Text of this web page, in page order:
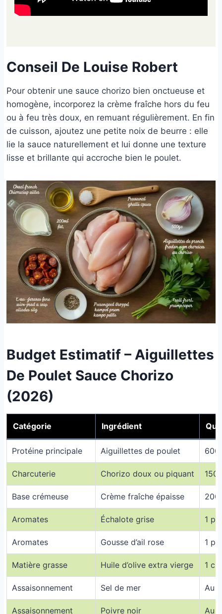
Conseil De Louise Robert
Pour obtenir une sauce chorizo bien onctueuse et
homogène, incorporez la crème fraîche hors du feu
ou à feu très doux, en remuant régulièrement. En fin
de cuisson, ajoutez une petite noix de beurre : elle
lie la sauce naturellement et lui donne une texture
lisse et brillante qui accroche bien le poulet.
Budget Estimatif – Aiguillettes
De Poulet Sauce Chorizo
(2026)
Catégorie Ingrédient
Protéine principale Aiguillettes de poulet 600
Charcuterie Chorizo doux ou piquant 150
Base crémeuse Crème fraîche épaisse 200
Aromates Échalote grise 1
Aromates Gousse d’ail rose 1
Matière grasse Huile d’olive extra vierge 1 c.
Assaisonnement Sel de mer Au
Assaisonnement Poivre noir Au